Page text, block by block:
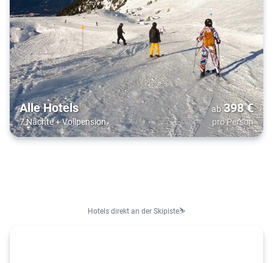
Alle Hotels
7 Nächte+Vollpension
ab 398€
pro Person
Hotels direkt an der Skipiste⛷️